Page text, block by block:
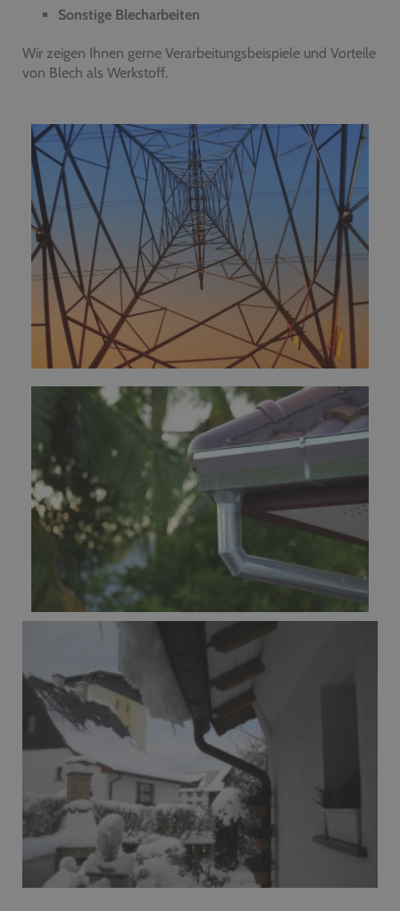
Sonstige Blecharbeiten
Wir zeigen Ihnen gerne Verarbeitungsbeispiele und Vorteile
von Blech als Werkstoff.